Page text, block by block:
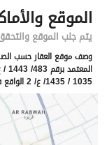
رقم المبنى
الرقم الاضافي
خط العرض
خط الطول
الموقع
يتم جلب الموقع
وصف موقع العقار حسب
1035 / 1435/ ع/ 2 الواقع فى حى أبو عشره غرب حسام بمدينة خميس مشيط .